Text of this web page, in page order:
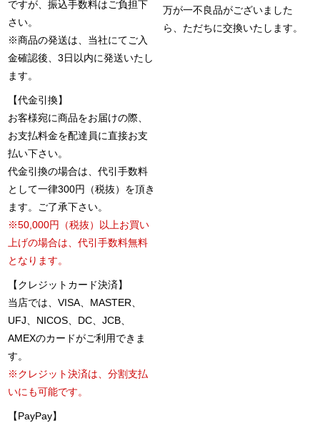
ですが、振込手数料はご負担下
さい。
※商品の発送は、当社にてご入
金確認後、3日以内に発送いたし
ます。
【代金引換】
お客様宛に商品をお届けの際、
お支払料金を配達員に直接お支
払い下さい。
代金引換の場合は、代引手数料
として一律300円（税抜）を頂き
ます。ご了承下さい。
※50,000円（税抜）以上お買い
上げの場合は、代引手数料無料
となります。
【クレジットカード決済】
当店では、VISA、MASTER、
UFJ、NICOS、DC、JCB、
AMEXのカードがご利用できま
す。
※クレジット決済は、分割支払
いにも可能です。
【PayPay】
万が一不良品がございました
ら、ただちに交換いたします。